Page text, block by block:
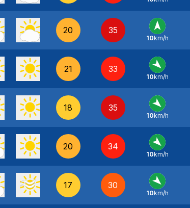
E -
20 35
S -
10km/h
21 33
NO -
10km/h
18 35
NO -
10km/h
20 34
NO -
10km/h
17 30
NO -
10km/h